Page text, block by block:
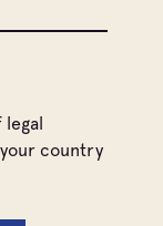
legal
country